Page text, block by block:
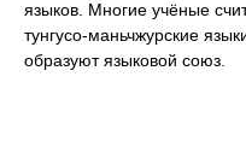
языков. Многие учёные
тунгусо-маньчжурские
образуют языковой союз.